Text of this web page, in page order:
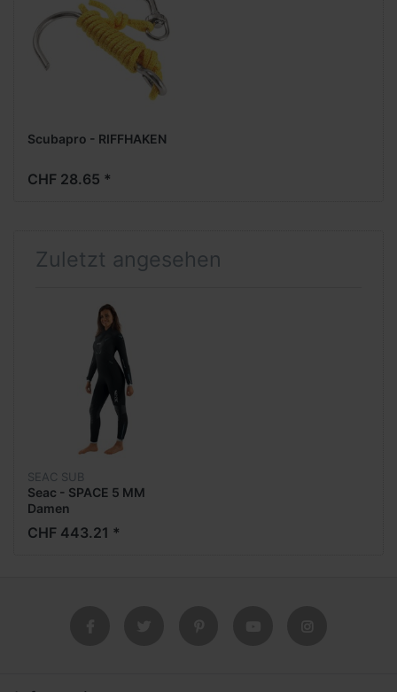
Scubapro - RIFFHAKEN
CHF 28.65 *
Zuletzt angesehen
SEAC SUB
Seac - SPACE 5 MM
Damen
CHF 443.21 *